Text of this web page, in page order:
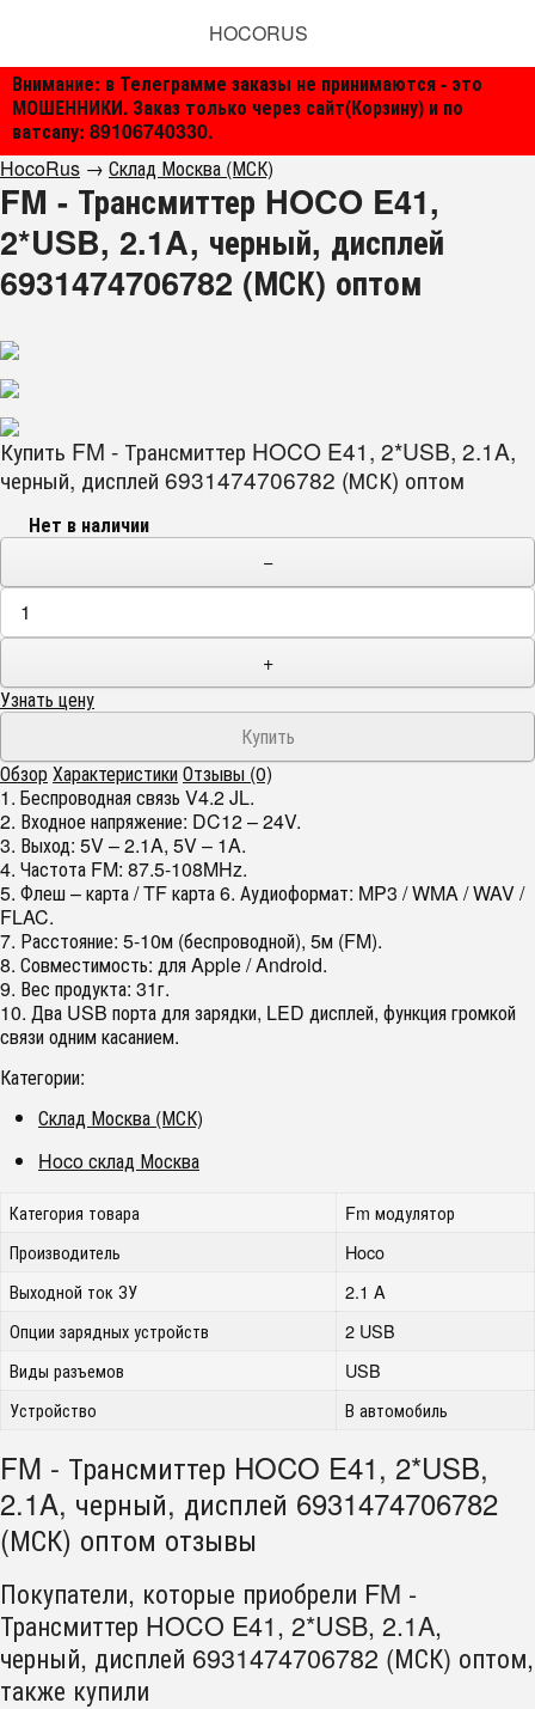
Внимание: в Телеграмме заказы не принимаются - это
МОШЕННИКИ. Заказ только через сайт(Корзину) и по
ватсапу: 89106740330.
HOCORUS
HocoRus → Склад Москва (МСК)
FM - Трансмиттер HOCO E41,
2*USB, 2.1A, черный, дисплей
6931474706782 (МСК) оптом
Купить FM - Трансмиттер HOCO E41, 2*USB, 2.1A,
черный, дисплей 6931474706782 (МСК) оптом
Нет в наличии
−
+
Узнать цену
ОбзорХарактеристикиОтзывы (0)
1. Беспроводная связь V4.2 JL.
2. Входное напряжение: DC12 – 24V.
3. Выход: 5V – 2.1A, 5V – 1A.
4. Частота FM: 87.5-108MHz.
5. Флеш – карта / TF карта 6. Аудиоформат: MP3 / WMA / WAV /
FLAC.
7. Расстояние: 5-10м (беспроводной), 5м (FM).
8. Совместимость: для Apple / Android.
9. Вес продукта: 31г.
10. Два USB порта для зарядки, LED дисплей, функция громкой
связи одним касанием.
Категории:
Склад Москва (МСК)
Hoco склад Москва
Категория товара
Fm модулятор
Производитель
Hoco
Выходной ток ЗУ
2.1 A
Опции зарядных устройств
2 USB
Виды разъемов
USB
Устройство
В автомобиль
FM - Трансмиттер HOCO E41, 2*USB,
2.1A, черный, дисплей 6931474706782
(МСК) оптом отзывы
Покупатели, которые приобрели FM -
Трансмиттер HOCO E41, 2*USB, 2.1A,
черный, дисплей 6931474706782 (МСК) оптом,
также купили